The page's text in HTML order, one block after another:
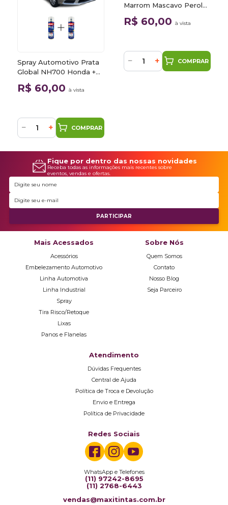
Spray Automotivo Prata
Global NH700 Honda +
Spray Verniz 300ml
R$ 60,00 à vista
− + COMPRAR
Marrom Mascavo Perol
YR348 Honda Motos +
Spray Verniz 300ml
R$ 60,00 à vista
− + COMPRAR
Fique por dentro das nossas novidades
Receba todas as informações mais recentes sobre
eventos, vendas e ofertas.
Mais Acessados
Acessórios
Embelezamento Automotivo
Linha Automotiva
Linha Industrial
Spray
Tira Risco/Retoque
Lixas
Panos e Flanelas
Sobre Nós
Quem Somos
Contato
Nosso Blog
Seja Parceiro
Atendimento
Dúvidas Frequentes
Central de Ajuda
Política de Troca e Devolução
Envio e Entrega
Política de Privacidade
Redes Sociais
WhatsApp e Telefones
(11) 97242-8695
(11) 2768-6443
vendas@maxitintas.com.br